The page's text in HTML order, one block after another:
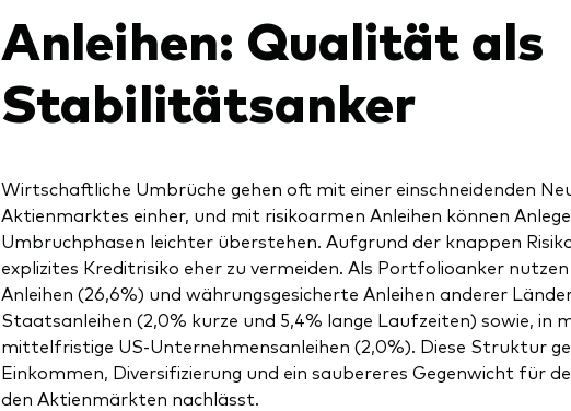
Anleihen: Qualität als
Stabilitätsanker
Wirtschaftliche Umbrüche gehen oft mit einer einschneidenden
Aktienmarktes einher, und mit risikoarmen Anleihen können
Umbruchphasen leichter überstehen. Aufgrund der knappen
explizites Kreditrisiko eher zu vermeiden. Als Portfolioanker
Anleihen (26,6%) und währungsgesicherte Anleihen anderer
Staatsanleihen (2,0% kurze und 5,4% lange Laufzeiten) sowie, in
mittelfristige US-Unternehmensanleihen (2,0%). Diese Struktur
Einkommen, Diversifizierung und ein saubereres Gegenwicht für
den Aktienmärkten nachlässt.